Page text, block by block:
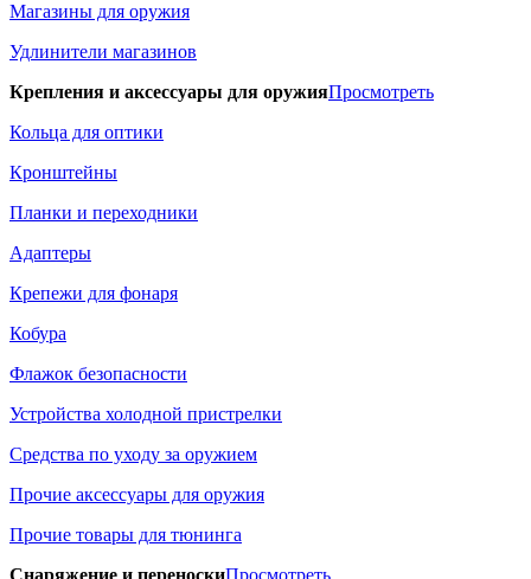
Магазины для оружия
Удлинители магазинов
Крепления и аксессуары для оружияПросмотреть
Кольца для оптики
Кронштейны
Планки и переходники
Адаптеры
Крепежи для фонаря
Кобура
Флажок безопасности
Устройства холодной пристрелки
Средства по уходу за оружием
Прочие аксессуары для оружия
Прочие товары для тюнинга
Снаряжение и переноскиПросмотреть